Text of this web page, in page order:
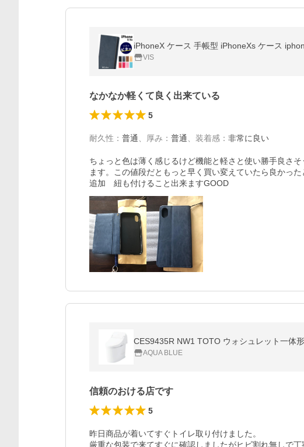
iPhoneX ケース 手帳型 iPhoneXs ケース
VIS
なかなか軽くて良く出来ている
5
耐久性 ： 普通 厚み ： 普通 装着感 ： 非常に良い
ちょっと色は薄く感じるけど機能と軽さと使い勝手良さ
ます。この値段だともっと早く買い変えていたら良かった
追加　紐も付けること出来ますGOOD
CES9435R NW1 TOTO ウォシュレット一体
AQUA BLUE
信頼のおける店です
5
昨日商品が着いてすぐトイレ取り付けました。
厳重な包装で来てすぐに確認しましたがヒビ割れ無しで